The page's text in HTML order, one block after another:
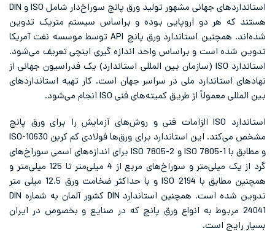
استانداردهای جهانی مشهور تولید ورق پانچ سوراخ‌دار شامل ISO و DIN
هستند که هر دو اروپایی بوده و براساس سیستم متریک تدوین
شده‌اند. همچنین استاندارد ورق پانچ API توسط موسسه نفت آمریکا
تدوین شده است و براساس واحد اندازه گیری اینچی تعریف می‌شود.
استاندارد ISO (سازمان بین المللی استاندارد) یک فدراسیون جهانی از
نهادهای استاندارد ملی در سراسر جهان است. کار تهیه استانداردهای
بین المللی معمولاً از طریق کمیته‌های فنی ISO انجام می‌شود.
استاندارد ISO الزامات فنی و روش‌های آزمایش را برای ورق پانچ
مشخص می‌کند. این استاندارد برای ورق‌ها فولادی کم کربن ISO-10630
و مطابق با ISO 7805-1 و ISO 7805-2 برای اندازه‌های اسمی سوراخ‌های
گرد از یک میلی‌متر و سوراخ‌های مربع از 4 میلی‌متر تا 125 میلی‌متر و
همچنین مطابق با ISO 2194 و با حداکثر ضخامت ورق 12.5 میلی متر
تدوین شده است. همچنین استاندارد DIN کشور آلمان به شماره DIN
24041 مربوط به انواع ورق پانچ که در صنایع و بخصوص در ایران
بسیار رایج است.